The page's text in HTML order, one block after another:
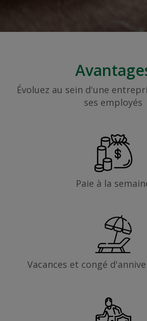
Évoluez au sein d'une
ses employés
Paie à la
Vacances et congé